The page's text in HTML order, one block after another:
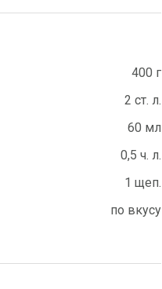
400 г
2 ст. л.
60 мл
0,5 ч. л.
1 щеп.
по вкусу